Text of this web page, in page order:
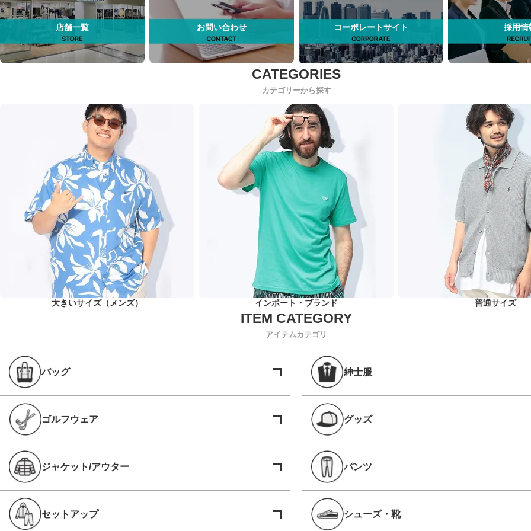
店舗一覧 お問い合わせ コーポレートサイト 採用情
カテゴリーから探す
大きいサイズ（メンズ） インポート・ブランド 普通サイズ
アイテムカテゴリ
バッグ 紳士服
ゴルフウェア グッズ
ジャケット/アウター パンツ
セットアップ シューズ・靴